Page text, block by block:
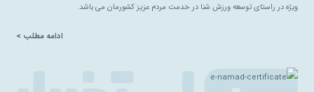
ویژه در راستای توسعه ورزش شنا در خدمت مردم عزیز کشورمان می باشد.
ادامه مطلب >